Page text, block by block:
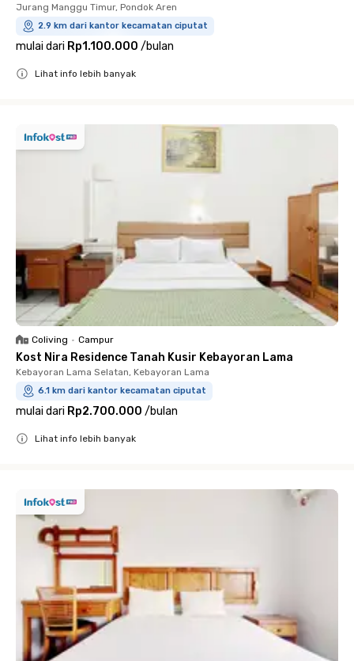
Jurang Manggu Timur, Pondok Aren
2.9 km dari kantor kecamatan ciputat
mulai dari Rp1.100.000 /bulan
Lihat info lebih banyak
Coliving • Campur
Kost Nira Residence Tanah Kusir Kebayoran Lama
Kebayoran Lama Selatan, Kebayoran Lama
6.1 km dari kantor kecamatan ciputat
mulai dari Rp2.700.000 /bulan
Lihat info lebih banyak